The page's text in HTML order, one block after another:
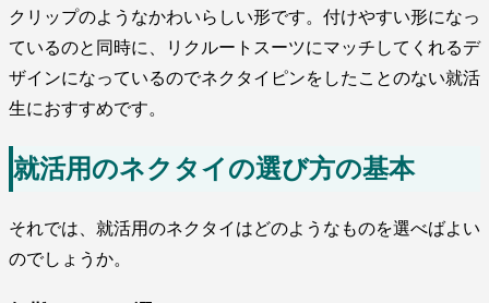
クリップのようなかわいらしい形です。付けやすい形になっ
ているのと同時に、リクルートスーツにマッチしてくれるデ
ザインになっているのでネクタイピンをしたことのない就活
生におすすめです。
就活用のネクタイの選び方の基本
それでは、就活用のネクタイはどのようなものを選べばよい
のでしょうか。